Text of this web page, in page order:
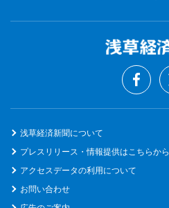
浅草経済新聞について
プレスリリース・情報提供はこちらから
アクセスデータの利用について
お問い合わせ